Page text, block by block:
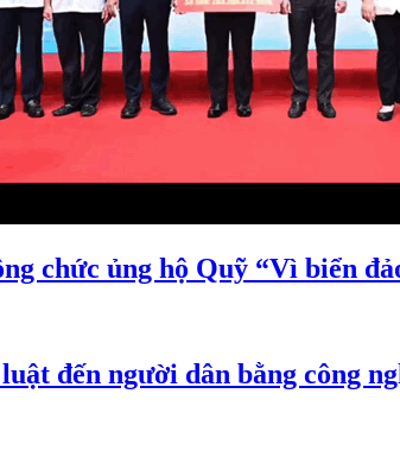
chức ủng hộ Quỹ “Vì biển
đến người dân bằng công